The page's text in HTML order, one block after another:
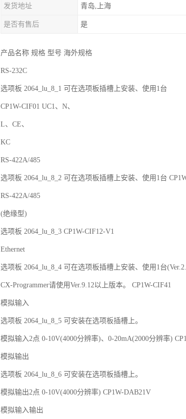
发货地址 青岛,上海
是否有售后 是
产品名称 规格 型号 海外规格
RS-232C
选项板 2064_lu_8_1 可在选项板插槽上安装、使用1台
CP1W-CIF01 UC1、N、
L、CE、
KC
RS-422A/485
选项板 2064_lu_8_2 可在选项板插槽上安装、使用1台
RS-422A/485
(绝缘型)
选项板 2064_lu_8_3 CP1W-CIF12-V1
Ethernet
选项板 2064_lu_8_4 可在选项板插槽上安装、使用1台
CX-Programmer请使用Ver.9.12以上版本。 CP1W-CIF41
模拟输入
选项板 2064_lu_8_5 可安装在选项板插槽上。
模拟输入2点 0-10V(4000分辨率)、0-20mA(2000分辨率)
模拟输出
选项板 2064_lu_8_6 可安装在选项板插槽上。
模拟输出2点 0-10V(4000分辨率) CP1W-DAB21V
模拟输入输出